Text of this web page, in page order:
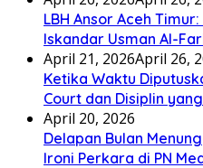
LBH Ansor Aceh
Iskandar Usman Al-
April 21, 2026April 26,
Ketika Waktu
Court dan Disiplin
April 20, 2026
Delapan Bulan
Ironi Perkara di PN